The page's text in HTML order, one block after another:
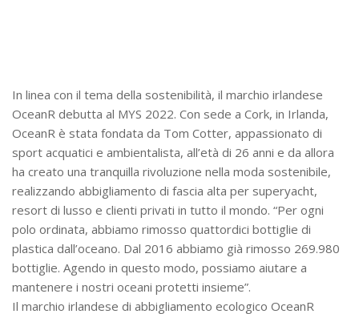
In linea con il tema della sostenibilità, il marchio irlandese
OceanR debutta al MYS 2022. Con sede a Cork, in Irlanda,
OceanR è stata fondata da Tom Cotter, appassionato di
sport acquatici e ambientalista, all’età di 26 anni e da allora
ha creato una tranquilla rivoluzione nella moda sostenibile,
realizzando abbigliamento di fascia alta per superyacht,
resort di lusso e clienti privati in tutto il mondo. “Per ogni
polo ordinata, abbiamo rimosso quattordici bottiglie di
plastica dall’oceano. Dal 2016 abbiamo già rimosso 269.980
bottiglie. Agendo in questo modo, possiamo aiutare a
mantenere i nostri oceani protetti insieme”.
Il marchio irlandese di abbigliamento ecologico OceanR